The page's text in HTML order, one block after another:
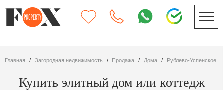
Главная Загородная недвижимость Продажа дома Рублево-Успенское
Купить элитный дом или коттедж